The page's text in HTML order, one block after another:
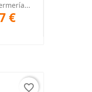
€
favorite_border